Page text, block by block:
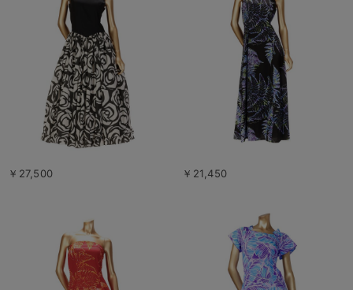
￥27,500 ￥21,450